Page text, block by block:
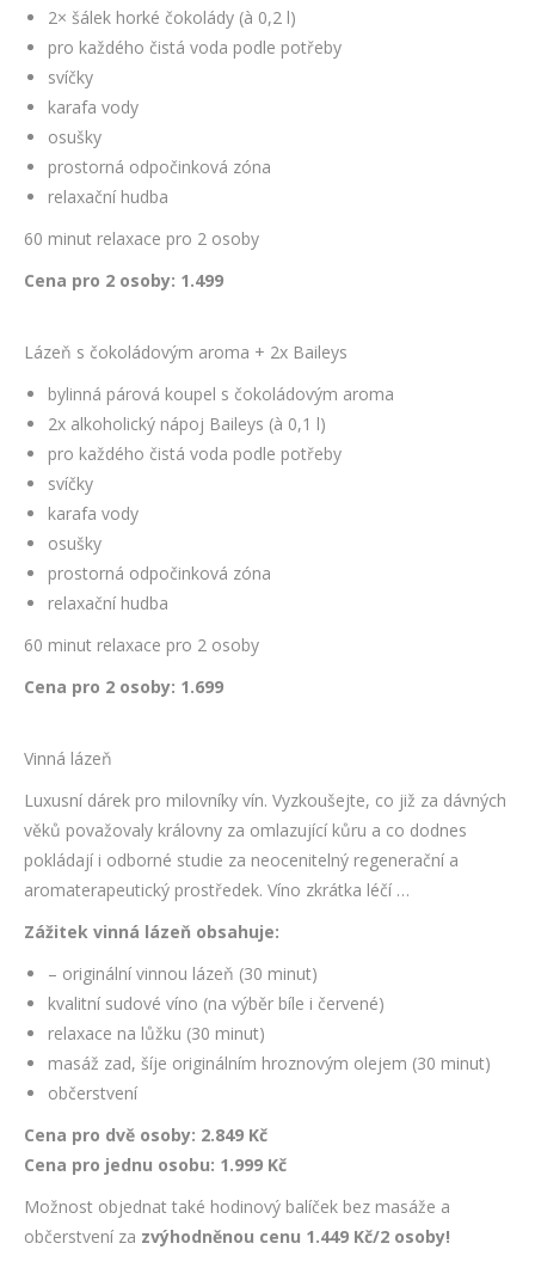
2× šálek horké čokolády (à 0,2 l)
pro každého čistá voda podle potřeby
svíčky
karafa vody
osušky
prostorná odpočinková zóna
relaxační hudba
60 minut relaxace pro 2 osoby
Cena pro 2 osoby: 1.499
Lázeň s čokoládovým aroma + 2x Baileys
bylinná párová koupel s čokoládovým aroma
2x alkoholický nápoj Baileys (à 0,1 l)
pro každého čistá voda podle potřeby
svíčky
karafa vody
osušky
prostorná odpočinková zóna
relaxační hudba
60 minut relaxace pro 2 osoby
Cena pro 2 osoby: 1.699
Vinná lázeň
Luxusní dárek pro milovníky vín. Vyzkoušejte, co již za dávných
věků považovaly královny za omlazující kůru a co dodnes
pokládají i odborné studie za neocenitelný regenerační a
aromaterapeutický prostředek. Víno zkrátka léčí …
Zážitek vinná lázeň obsahuje:
– originální vinnou lázeň (30 minut)
kvalitní sudové víno (na výběr bíle i červené)
relaxace na lůžku (30 minut)
masáž zad, šíje originálním hroznovým olejem (30 minut)
občerstvení
Cena pro dvě osoby: 2.849 Kč
Cena pro jednu osobu: 1.999 Kč
Možnost objednat také hodinový balíček bez masáže a
občerstvení za zvýhodněnou cenu 1.449 Kč/2 osoby!